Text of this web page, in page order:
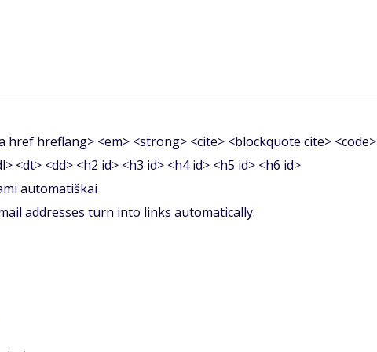
href hreflang> <em> <strong> <cite> <blockquote cite>
<dt> <dd> <h2 id> <h3 id> <h4 id> <h5 id> <h6 id>
automatiškai
addresses turn into links automatically.